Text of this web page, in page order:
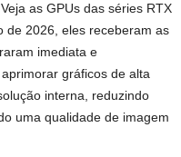
as GPUs das séries RTX
de 2026, eles receberam as
imediata e
gráficos de alta
interna, reduzindo
uma qualidade de imagem